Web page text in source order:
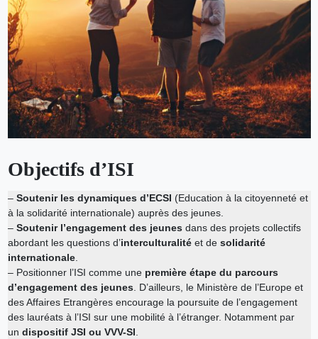
Objectifs d’ISI
– Soutenir les dynamiques d’ECSI (Education à la citoyenneté et
à la solidarité internationale) auprès des jeunes.
– Soutenir l’engagement des jeunesdans des projets collectifs
abordant les questions d’interculturalitéet de solidarité
internationale.
– Positionner l’ISI comme une première étape du parcours
d’engagement des jeunes. D’ailleurs, le Ministère de l’Europe et
des Affaires Etrangères encourage la poursuite de l’engagement
des lauréats à l’ISI sur une mobilité à l’étranger. Notamment par
un dispositif JSI ou VVV-SI